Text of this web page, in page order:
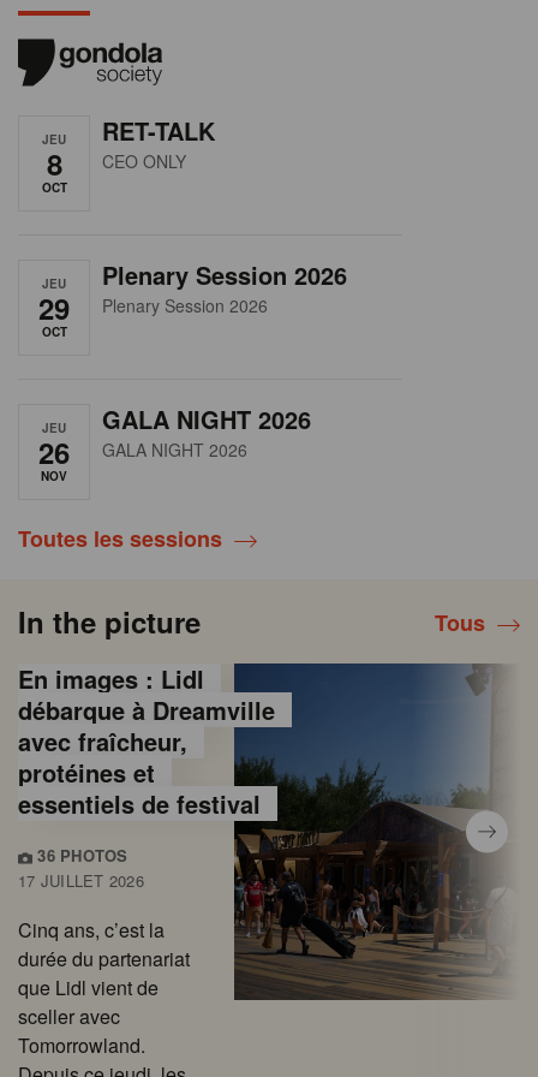
JEU
8
OCT
RET-TALK
CEO ONLY
JEU
29
OCT
Plenary Session 2026
Plenary Session 2026
JEU
26
NOV
GALA NIGHT 2026
GALA NIGHT 2026
Toutes les sessions
In the picture Tous
En images : Lidl
débarque à Dreamville
avec fraîcheur,
protéines et
essentiels de festival
36 PHOTOS
17 JUILLET 2026
Cinq ans, c’est la
durée du partenariat
que Lidl vient de
sceller avec
Tomorrowland.